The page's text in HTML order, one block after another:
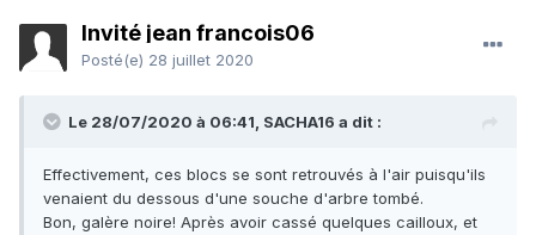
Invité jean francois06
Posté(e) 28 juillet 2020
Le 28/07/2020 à 06:41, SACHA16 a dit :
Effectivement, ces blocs se sont retrouvés à l'air puisqu'ils
venaient du dessous d'une souche d'arbre tombé.
Bon, galère noire! Après avoir cassé quelques cailloux, et